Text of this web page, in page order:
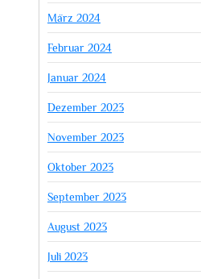
März 2024
Februar 2024
Januar 2024
Dezember 2023
November 2023
Oktober 2023
September 2023
August 2023
Juli 2023